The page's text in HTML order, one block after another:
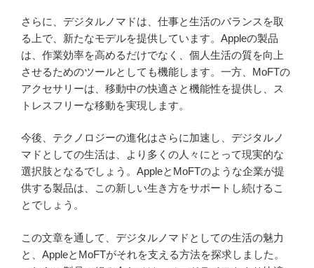
さらに、デジタルノマドは、仕事と生活のバランスを取
る上で、新たなモデルを提供しています。Appleの製品
は、作業効率を高めるだけでなく、個人生活の質を向上
させるためのツールとしても機能します。一方、MoFTの
アクセサリーは、移動中の快適さと機能性を提供し、ス
トレスフリーな移動を実現します。
今後、テクノロジーの進化はさらに加速し、デジタルノ
マドとしての生活は、より多くの人々にとって現実的な
選択肢となるでしょう。AppleとMoFTのような企業が提
供する製品は、この新しい生き方をサポートし続けるこ
とでしょう。
この文章を通して、デジタルノマドとしての生活の魅力
と、AppleとMoFTがそれを支える方法を探求しました。